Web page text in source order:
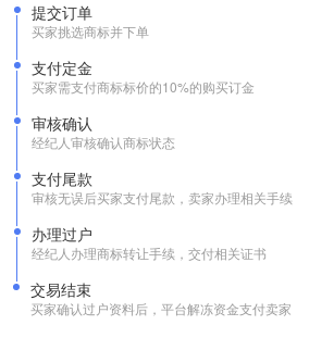
提交订单
买家挑选商标并下单
支付定金
买家需支付商标标价的10%的购买订金
审核确认
经纪人审核确认商标状态
支付尾款
审核无误后买家支付尾款，卖家办理相关手续
办理过户
经纪人办理商标转让手续，交付相关证书
交易结束
买家确认过户资料后，平台解冻资金支付卖家